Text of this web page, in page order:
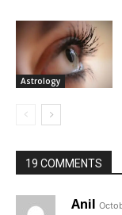
Astrology
19 COMMENTS
Anil